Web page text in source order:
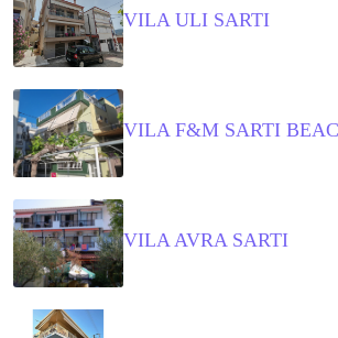
VILA ULI SARTI
VILA F&M SARTI
VILA AVRA SARTI